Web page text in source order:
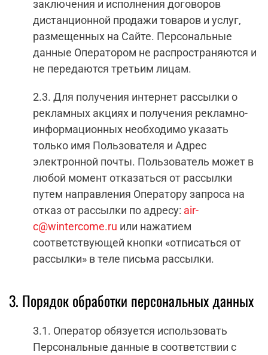
заключения и исполнения договоров
дистанционной продажи товаров и услуг,
размещенных на Сайте. Персональные
данные Оператором не распространяются и
не передаются третьим лицам.
2.3. Для получения интернет рассылки о
рекламных акциях и получения рекламно-
информационных необходимо указать
только имя Пользователя и Адрес
электронной почты. Пользователь может в
любой момент отказаться от рассылки
путем направления Оператору запроса на
отказ от рассылки по адресу: air-
c@wintercome.ru или нажатием
соответствующей кнопки «отписаться от
рассылки» в теле письма рассылки.
3. Порядок обработки персональных данных
3.1. Оператор обязуется использовать
Персональные данные в соответствии с